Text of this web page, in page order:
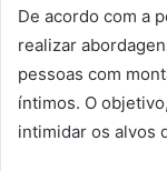
De acordo com a
realizar
pessoas com
íntimos. O
intimidar os alvos